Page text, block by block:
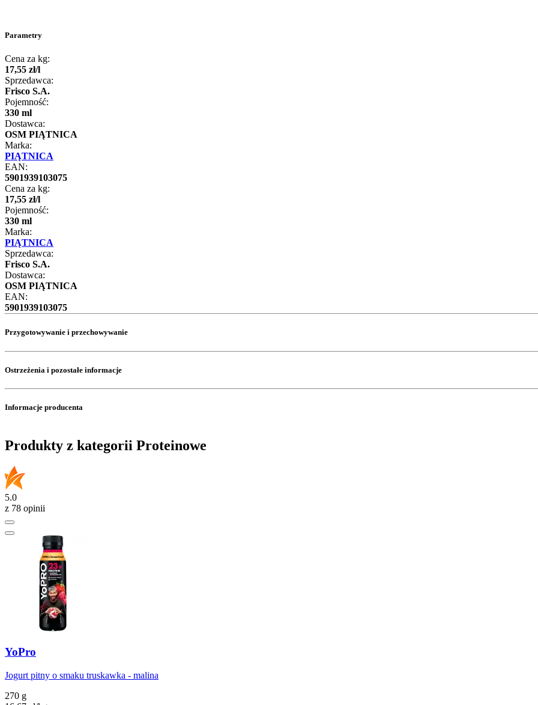
Parametry
Cena za kg:
17,55 zł/l
Sprzedawca:
Frisco S.A.
Pojemność:
330 ml
Dostawca:
OSM PIĄTNICA
Marka:
PIĄTNICA
EAN:
5901939103075
Cena za kg:
17,55 zł/l
Pojemność:
330 ml
Marka:
PIĄTNICA
Sprzedawca:
Frisco S.A.
Dostawca:
OSM PIĄTNICA
EAN:
5901939103075
Przygotowywanie i przechowywanie
Ostrzeżenia i pozostałe informacje
Informacje producenta
Produkty z kategorii Proteinowe
5.0
z 78 opinii
YoPro
Jogurt pitny o smaku truskawka - malina
270 g